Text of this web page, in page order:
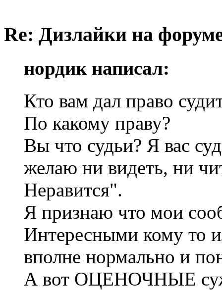
Re: Дизлайки на
нордик написал:
Кто вам дал право
По какому праву?
Вы что судьи? Я вас
желаю ни видеть, ни
Неравится".
Я признаю что мои
Интересными кому то
вполне нормально и
А вот ОЦЕНОЧНЫЕ